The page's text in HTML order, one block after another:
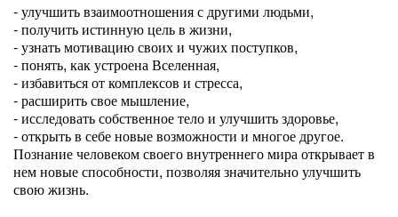
- улучшить взаимоотношения с другими людьми,
- получить истинную цель в жизни,
- узнать мотивацию своих и чужих поступков,
- понять, как устроена Вселенная,
- избавиться от комплексов и стресса,
- расширить свое мышление,
- исследовать собственное тело и улучшить здоровье,
- открыть в себе новые возможности и многое другое.
Познание человеком своего внутреннего мира открывает в
нем новые способности, позволяя значительно улучшить
свою жизнь.